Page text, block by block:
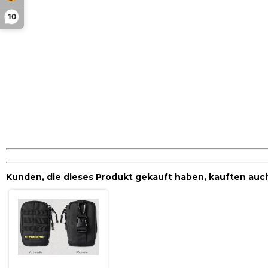
10
Kunden, die dieses Produkt gekauft haben, kauften